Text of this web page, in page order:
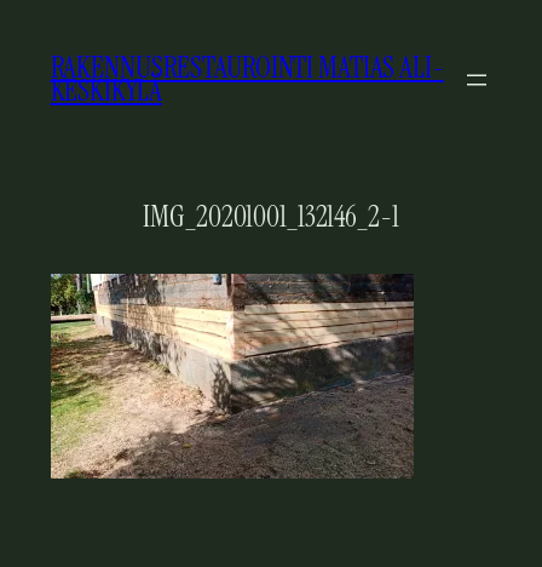
SISÄLTÖÖN
RAKENNUSRESTAUROINTI MATIAS ALI-
KESKIKYLÄ
IMG_20201001_132146_2-1